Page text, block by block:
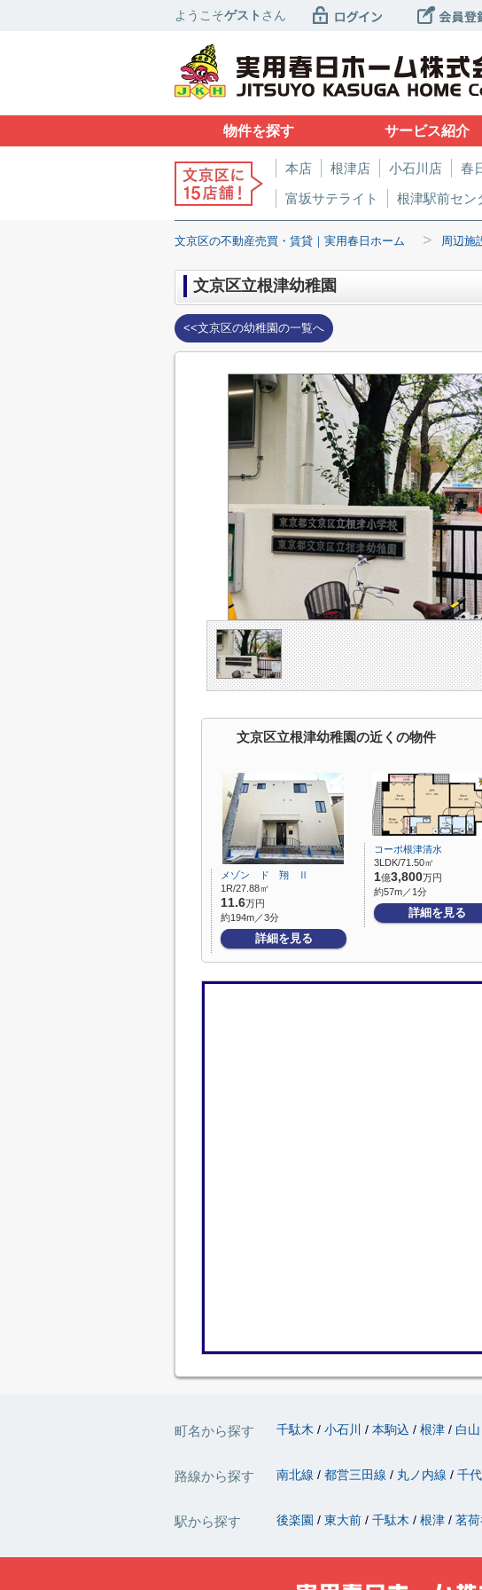
ようこそゲスト さん
物件を探す サービス紹介
本店 根津店 小石川店 春
富坂サテライト
根津駅前セン
文京区の不動産売買・賃貸｜実用春日ホーム > 周辺施
文京区立根津幼稚園
<<文京区の幼稚園の一覧へ
文京区立根津幼稚園の近くの物件
メゾン ド 翔 Ⅱ
1R/27.88㎡
11.6万円
約194m／3分
詳細を見る
コーポ根津清水
3LDK/71.50㎡
1億3,800万円
約57m／1分
詳細を見る
町名から探す 千駄木 小石川 本駒込 根津 白山
路線から探す 南北線 都営三田線 丸ノ内線 千
駅から探す 後楽園 東大前 千駄木 根津 茗